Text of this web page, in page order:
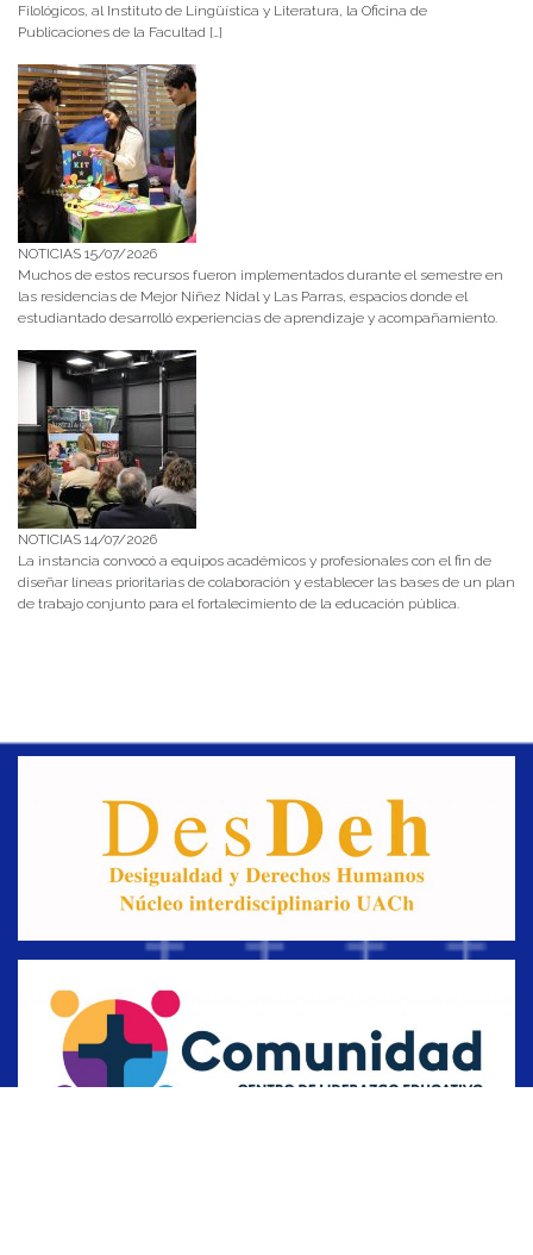
Filológicos, al Instituto de Lingüística y Literatura, la Oficina de
Publicaciones de la Facultad […]
NOTICIAS 15/07/2026
Muchos de estos recursos fueron implementados durante el semestre en
las residencias de Mejor Niñez Nidal y Las Parras, espacios donde el
estudiantado desarrolló experiencias de aprendizaje y acompañamiento.
NOTICIAS 14/07/2026
La instancia convocó a equipos académicos y profesionales con el fin de
diseñar líneas prioritarias de colaboración y establecer las bases de un plan
de trabajo conjunto para el fortalecimiento de la educación pública.